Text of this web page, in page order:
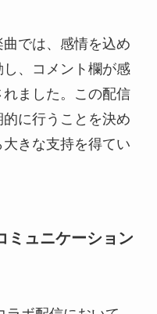
では、感情を込め
、コメント欄が感
ました。この配信
に行うことを決め
きな支持を得てい
ミュニケーション